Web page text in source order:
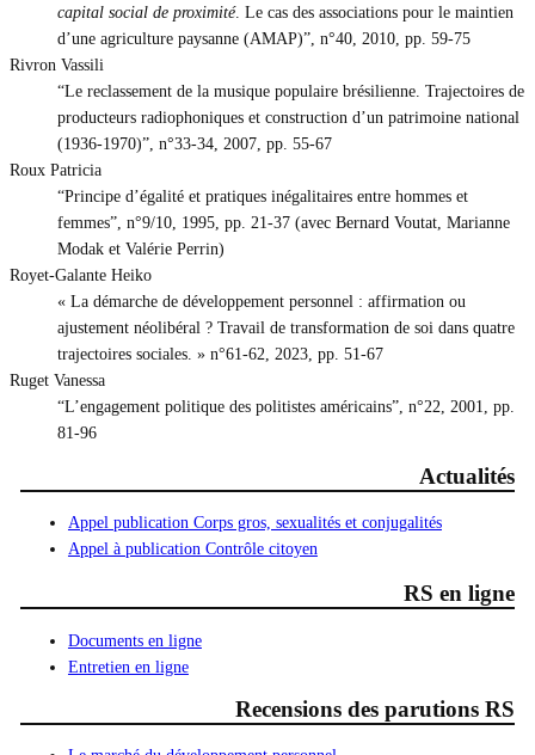
capital social de proximité. Le cas des associations pour le maintien
d’une agriculture paysanne (AMAP)”, n°40, 2010, pp. 59-75
Rivron Vassili
“Le reclassement de la musique populaire brésilienne. Trajectoires de
producteurs radiophoniques et construction d’un patrimoine national
(1936-1970)”, n°33-34, 2007, pp. 55-67
Roux Patricia
“Principe d’égalité et pratiques inégalitaires entre hommes et
femmes”, n°9/10, 1995, pp. 21-37 (avec Bernard Voutat, Marianne
Modak et Valérie Perrin)
Royet-Galante Heiko
« La démarche de développement personnel : affirmation ou
ajustement néolibéral ? Travail de transformation de soi dans quatre
trajectoires sociales. » n°61-62, 2023, pp. 51-67
Ruget Vanessa
“L’engagement politique des politistes américains”, n°22, 2001, pp.
81-96
Actualités
Appel publication Corps gros, sexualités et conjugalités
Appel à publication Contrôle citoyen
RS en ligne
Documents en ligne
Entretien en ligne
Recensions des parutions RS